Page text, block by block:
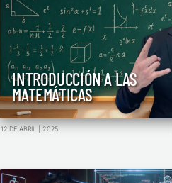
INTRODUCCIÓN A LAS
MATEMÁTICAS
12 DE ABRIL | 2025